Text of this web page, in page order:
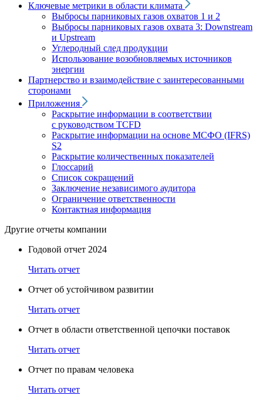
Ключевые метрики в области климата
Выбросы парниковых газов охватов 1 и 2
Выбросы парниковых газов охвата 3: Downstream
и Upstream
Углеродный след продукции
Использование возобновляемых источников
энергии
Партнерство и взаимодействие с заинтересованными
сторонами
Приложения
Раскрытие информации в соответствии
с руководством TCFD
Раскрытие информации на основе МСФО (IFRS)
S2
Раскрытие количественных показателей
Глоссарий
Список сокращений
Заключение независимого аудитора
Ограничение ответственности
Контактная информация
Другие отчеты компании
Годовой отчет 2024
Читать отчет
Отчет об устойчивом развитии
Читать отчет
Отчет в области ответственной цепочки поставок
Читать отчет
Отчет по правам человека
Читать отчет